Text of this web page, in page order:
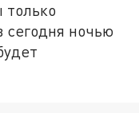
сегодня ночью